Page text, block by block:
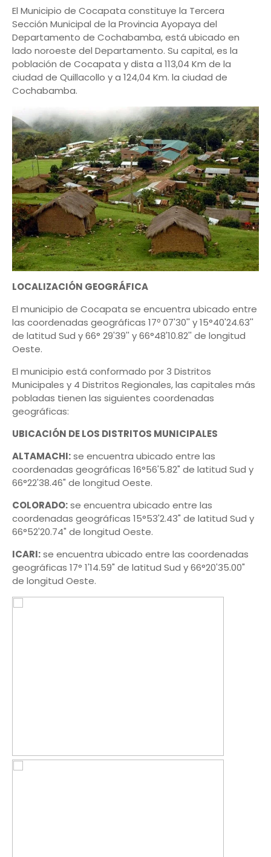
El Municipio de Cocapata constituye la Tercera
Sección Municipal de la Provincia Ayopaya del
Departamento de Cochabamba, está ubicado en
lado noroeste del Departamento. Su capital, es la
población de Cocapata y dista a 113,04 Km de la
ciudad de Quillacollo y a 124,04 Km. la ciudad de
Cochabamba.
LOCALIZACIÓN GEOGRÁFICA
El municipio de Cocapata se encuentra ubicado entre
las coordenadas geográficas 17º 07'30'' y 15°40'24.63''
de latitud Sud y 66° 29'39'' y 66°48'10.82'' de longitud
Oeste.
El municipio está conformado por 3 Distritos
Municipales y 4 Distritos Regionales, las capitales más
pobladas tienen las siguientes coordenadas
geográficas:
UBICACIÓN DE LOS DISTRITOS MUNICIPALES
ALTAMACHI:se encuentra ubicado entre las
coordenadas geográficas 16°56'5.82" de latitud Sud y
66°22'38.46" de longitud Oeste.
COLORADO:se encuentra ubicado entre las
coordenadas geográficas 15°53'2.43" de latitud Sud y
66°52'20.74" de longitud Oeste.
ICARI:se encuentra ubicado entre las coordenadas
geográficas 17° 1'14.59" de latitud Sud y 66°20'35.00"
de longitud Oeste.